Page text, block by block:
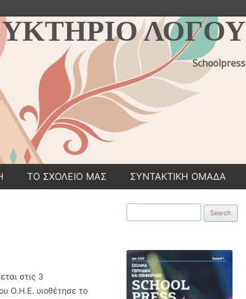
ΛΟΓΟΥ
Schoolpress
ΤΟ ΣΧΟΛΕΙΟ ΜΑΣ ΣΥΝΤΑΚΤΙΚΗ ΟΜΑΔΑ
στις 3
Ο.Η.Ε. υιοθέτησε το